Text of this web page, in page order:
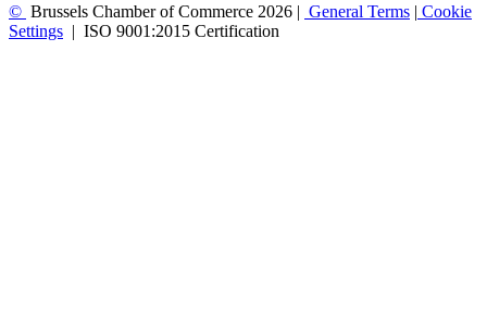
© Brussels Chamber of Commerce 2026 | General Terms | Cookie
Settings | ISO 9001:2015 Certification